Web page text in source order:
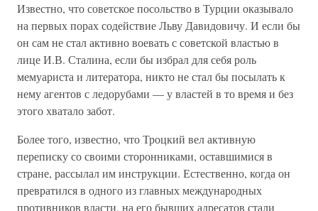
Известно, что советское посольство в Турции оказывало
на первых порах содействие Льву Давидовичу. И если бы
он сам не стал активно воевать с советской властью в
лице И.В. Сталина, если бы избрал для себя роль
мемуариста и литератора, никто не стал бы посылать к
нему агентов с ледорубами — у властей в то время и без
этого хватало забот.
Более того, известно, что Троцкий вел активную
переписку со своими сторонниками, оставшимися в
стране, рассылал им инструкции. Естественно, когда он
превратился в одного из главных международных
противников власти, на его бывших адресатов стали